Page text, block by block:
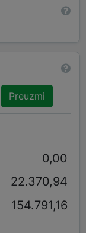
Preuzmi
0,00
22.370,94
154.791,16